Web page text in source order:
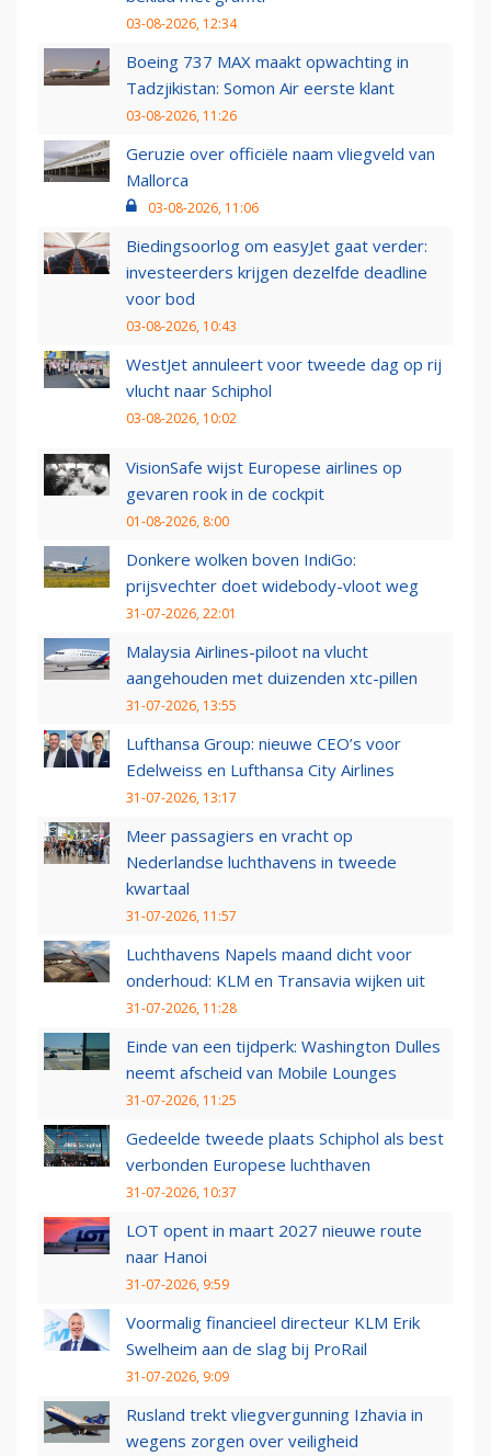
03-08-2026, 12:34
Boeing 737 MAX maakt opwachting in
Tadzjikistan: Somon Air eerste klant
03-08-2026, 11:26
Geruzie over officiële naam vliegveld van
Mallorca
03-08-2026, 11:06
Biedingsoorlog om easyJet gaat verder:
investeerders krijgen dezelfde deadline
voor bod
03-08-2026, 10:43
WestJet annuleert voor tweede dag op rij
vlucht naar Schiphol
03-08-2026, 10:02
VisionSafe wijst Europese airlines op
gevaren rook in de cockpit
01-08-2026, 8:00
Donkere wolken boven IndiGo:
prijsvechter doet widebody-vloot weg
31-07-2026, 22:01
Malaysia Airlines-piloot na vlucht
aangehouden met duizenden xtc-pillen
31-07-2026, 13:55
Lufthansa Group: nieuwe CEO’s voor
Edelweiss en Lufthansa City Airlines
31-07-2026, 13:17
Meer passagiers en vracht op
Nederlandse luchthavens in tweede
kwartaal
31-07-2026, 11:57
Luchthavens Napels maand dicht voor
onderhoud: KLM en Transavia wijken uit
31-07-2026, 11:28
Einde van een tijdperk: Washington Dulles
neemt afscheid van Mobile Lounges
31-07-2026, 11:25
Gedeelde tweede plaats Schiphol als best
verbonden Europese luchthaven
31-07-2026, 10:37
LOT opent in maart 2027 nieuwe route
naar Hanoi
31-07-2026, 9:59
Voormalig financieel directeur KLM Erik
Swelheim aan de slag bij ProRail
31-07-2026, 9:09
Rusland trekt vliegvergunning Izhavia in
wegens zorgen over veiligheid